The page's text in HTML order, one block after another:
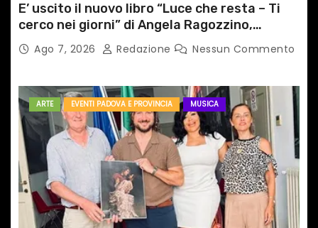
E’ uscito il nuovo libro “Luce che resta – Ti
cerco nei giorni” di Angela Ragozzino,
medico primario di Capua
Ago 7, 2026 Redazione Nessun Commento
ARTE EVENTI PADOVA E PROVINCIA MUSICA